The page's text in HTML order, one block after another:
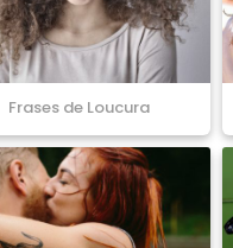
Frases de Loucura